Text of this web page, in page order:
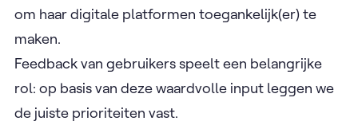
om haar digitale platformen toegankelijk(er) te
maken.
Feedback van gebruikers speelt een belangrijke
rol: op basis van deze waardvolle input leggen we
de juiste prioriteiten vast.